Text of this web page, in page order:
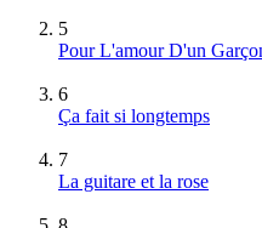
5
Pour L'amour D'un
6
Ça fait si longtemps
7
La guitare et la rose